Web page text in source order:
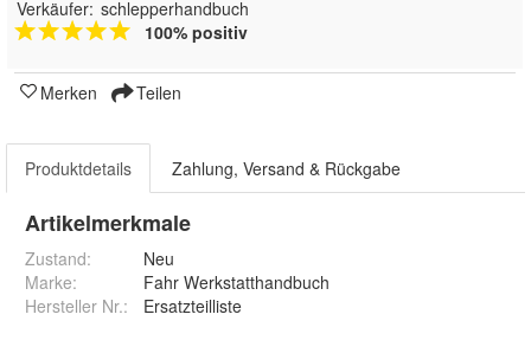
Verkäufer: schlepperhandbuch
100% positiv
Merken Teilen
Produktdetails Zahlung, Versand & Rückgabe
Artikelmerkmale
Zustand:
Neu
Marke:
Fahr Werkstatthandbuch
Hersteller Nr.:
Ersatzteilliste